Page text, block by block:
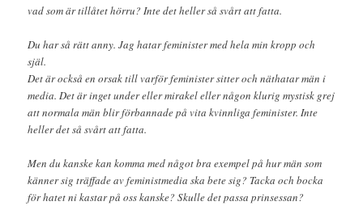
vad som är tillåtet hörru? Inte det heller så svårt att fatta.
Du har så rätt anny. Jag hatar feminister med hela min kropp och
själ.
Det är också en orsak till varför feminister sitter och näthatar män i
media. Det är inget under eller mirakel eller någon klurig mystisk grej
att normala män blir förbannade på vita kvinnliga feminister. Inte
heller det så svårt att fatta.
Men du kanske kan komma med något bra exempel på hur män som
känner sig träffade av feministmedia ska bete sig? Tacka och bocka
för hatet ni kastar på oss kanske? Skulle det passa prinsessan?